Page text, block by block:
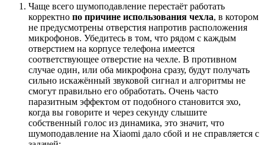
Чаще всего шумоподавление перестаёт работать
корректно по причине использования чехла, в котором
не предусмотрены отверстия напротив расположения
микрофонов. Убедитесь в том, что рядом с каждым
отверстием на корпусе телефона имеется
соответствующее отверстие на чехле. В противном
случае один, или оба микрофона сразу, будут получать
сильно искажённый звуковой сигнал и алгоритмы не
смогут правильно его обработать. Очень часто
паразитным эффектом от подобного становится эхо,
когда вы говорите и через секунду слышите
собственный голос из динамика, это значит, что
шумоподавление на Xiaomi дало сбой и не справляется с